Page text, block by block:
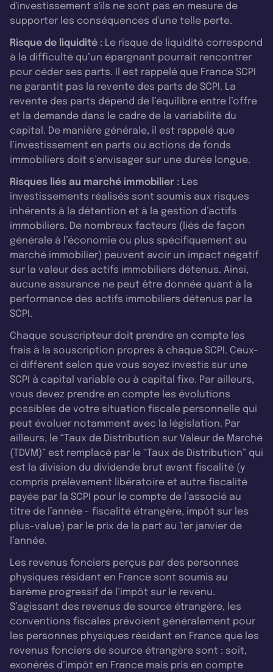
d'investissement s'ils ne sont pas en mesure de
supporter les conséquences d'une telle perte.
Risque de liquidité : Le risque de liquidité correspond
à la difficulté qu’un épargnant pourrait rencontrer
pour céder ses parts. Il est rappelé que France SCPI
ne garantit pas la revente des parts de SCPI. La
revente des parts dépend de l’équilibre entre l’offre
et la demande dans le cadre de la variabilité du
capital. De manière générale, il est rappelé que
l’investissement en parts ou actions de fonds
immobiliers doit s’envisager sur une durée longue.
Risques liés au marché immobilier : Les
investissements réalisés sont soumis aux risques
inhérents à la détention et à la gestion d’actifs
immobiliers. De nombreux facteurs (liés de façon
générale à l’économie ou plus spécifiquement au
marché immobilier) peuvent avoir un impact négatif
sur la valeur des actifs immobiliers détenus. Ainsi,
aucune assurance ne peut être donnée quant à la
performance des actifs immobiliers détenus par la
SCPI.
Chaque souscripteur doit prendre en compte les
frais à la souscription propres à chaque SCPI. Ceux-
ci diffèrent selon que vous soyez investis sur une
SCPI à capital variable ou à capital fixe. Par ailleurs,
vous devez prendre en compte les évolutions
possibles de votre situation fiscale personnelle qui
peut évoluer notamment avec la législation. Par
ailleurs, le “Taux de Distribution sur Valeur de Marché
(TDVM)” est remplacé par le “Taux de Distribution” qui
est la division du dividende brut avant fiscalité (y
compris prélèvement libératoire et autre fiscalité
payée par la SCPI pour le compte de l’associé au
titre de l’année - fiscalité étrangère, impôt sur les
plus-value) par le prix de la part au 1er janvier de
l’année.
Les revenus fonciers perçus par des personnes
physiques résidant en France sont soumis au
barème progressif de l’impôt sur le revenu.
S’agissant des revenus de source étrangère, les
conventions fiscales prévoient généralement pour
les personnes physiques résidant en France que les
revenus fonciers de source étrangère sont : soit,
exonérés d’impôt en France mais pris en compte